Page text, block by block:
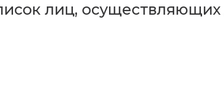
лиц, осуществляющих